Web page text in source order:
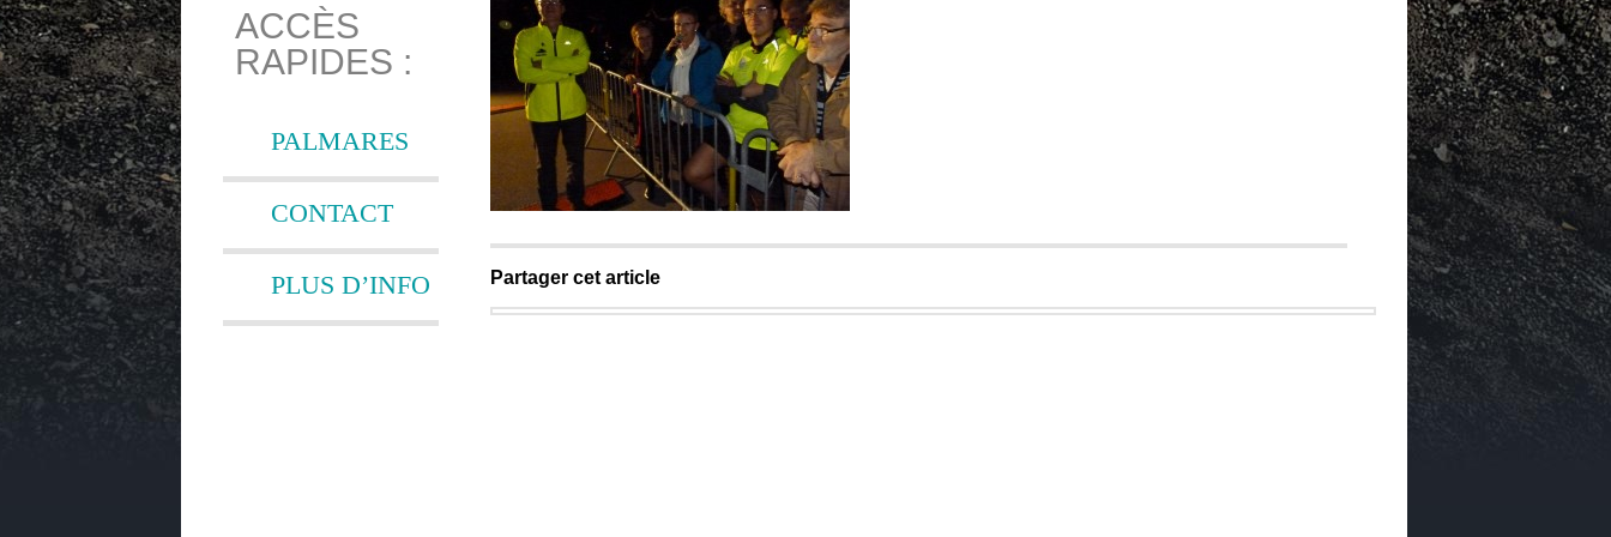
ACCÈS
RAPIDES :
PALMARES
CONTACT
PLUS D’INFO Partager cet article